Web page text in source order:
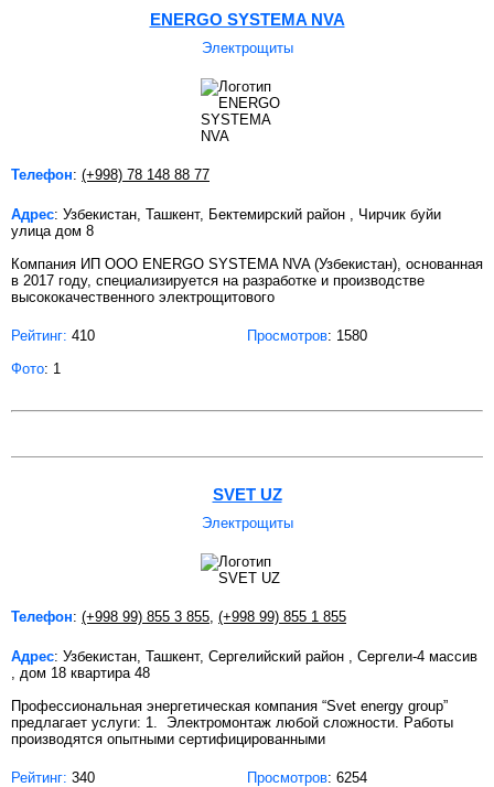
ENERGO SYSTEMA NVA
Электрощиты
Телефон: (+998) 78 148 88 77
Адрес: Узбекистан, Ташкент, Бектемирский район , Чирчик буйи
улица дом 8
Компания ИП ООО ENERGO SYSTEMA NVA (Узбекистан), основанная
в 2017 году, специализируется на разработке и производстве
высококачественного электрощитового
Рейтинг: 410 Просмотров: 1580
Фото: 1
SVET UZ
Электрощиты
Телефон: (+998 99) 855 3 855 (+998 99) 855 1 855
Адрес: Узбекистан, Ташкент, Сергелийский район , Сергели-4 массив
, дом 18 квартира 48
Профессиональная энергетическая компания “Svet energy group”
предлагает услуги: 1. Электромонтаж любой сложности. Работы
производятся опытными сертифицированными
Рейтинг: 340 Просмотров: 6254